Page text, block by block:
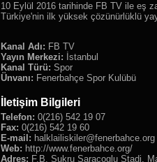
10 Eylül 2016 tarihinde FB TV ile eş
Türkiye'nin ilk yüksek çözünürlüklü
Kanal Adı: FB TV
Yayın Merkezi: İstanbul
Kanal Türü: Spor
Ünvanı: Fenerbahçe Spor Kulübü
İletişim Bilgileri
Telefon: 0(216) 542 19 07
Fax: 0(216) 542 19 60
E-mail: halklailiskiler@fenerbahce.org
Web: http://www.fenerbahce.org/
Adres: F.B. Sukru Saracoglu Stadi,